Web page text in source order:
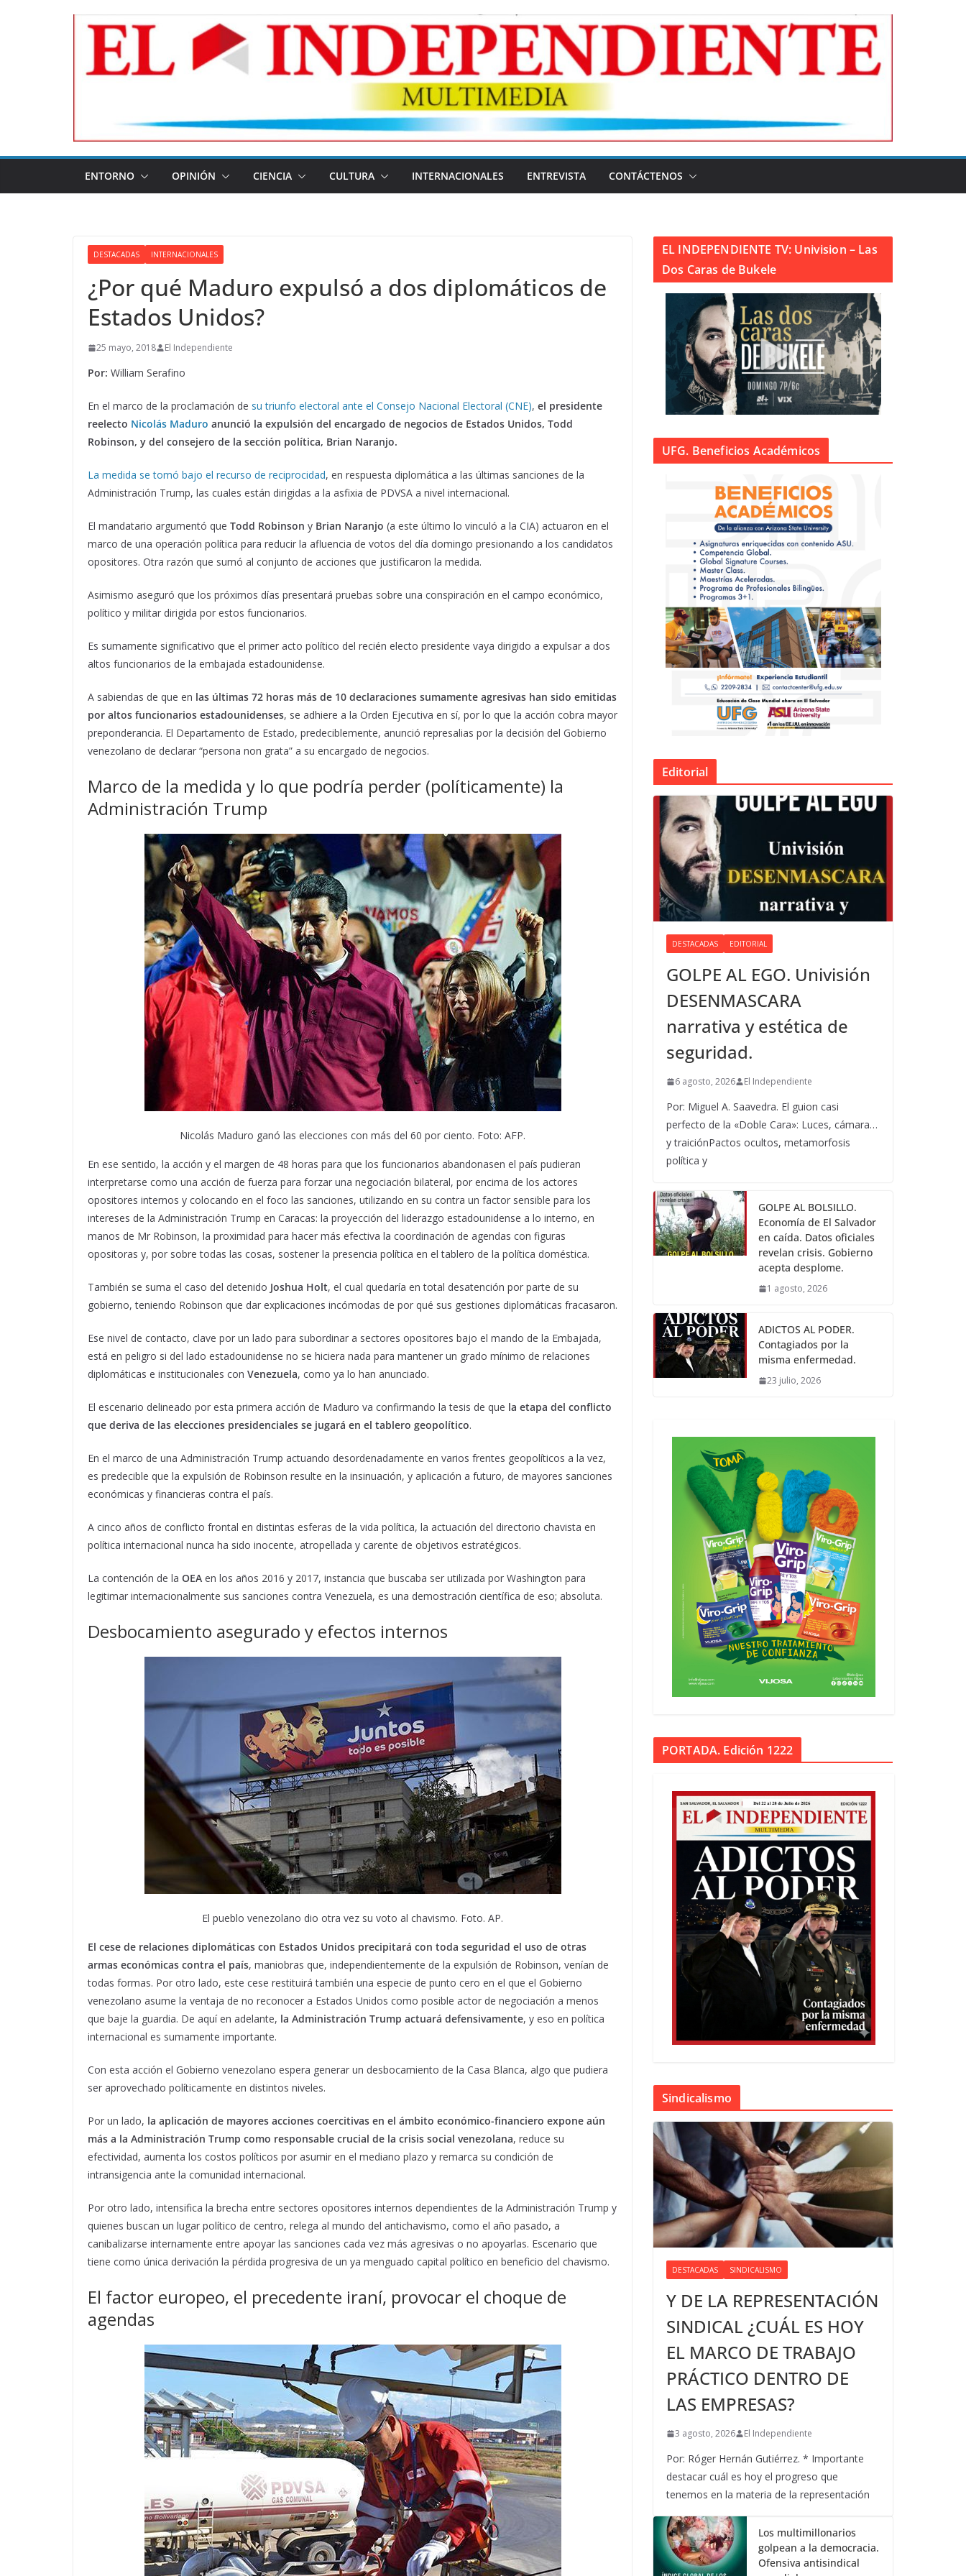
ENTORNO OPINIÓN CIENCIA CULTURA INTERNACIONALES ENTREVISTA CONTÁCTENOS
DESTACADAS INTERNACIONALES
¿Por qué Maduro expulsó a dos diplomáticos de
Estados Unidos?
25 mayo, 2018 El Independiente
Por: William Serafino
En el marco de la proclamación de su triunfo electoral ante el Consejo Nacional Electoral (CNE), el presidente
reelecto Nicolás Maduro anunció la expulsión del encargado de negocios de Estados Unidos, Todd
Robinson, y del consejero de la sección política, Brian Naranjo.
La medida se tomó bajo el recurso de reciprocidad, en respuesta diplomática a las últimas sanciones de la
Administración Trump, las cuales están dirigidas a la asfixia de PDVSA a nivel internacional.
El mandatario argumentó que Todd Robinson y Brian Naranjo (a este último lo vinculó a la CIA) actuaron en el
marco de una operación política para reducir la afluencia de votos del día domingo presionando a los candidatos
opositores. Otra razón que sumó al conjunto de acciones que justificaron la medida.
Asimismo aseguró que los próximos días presentará pruebas sobre una conspiración en el campo económico,
político y militar dirigida por estos funcionarios.
Es sumamente significativo que el primer acto político del recién electo presidente vaya dirigido a expulsar a dos
altos funcionarios de la embajada estadounidense.
A sabiendas de que en las últimas 72 horas más de 10 declaraciones sumamente agresivas han sido emitidas
por altos funcionarios estadounidenses, se adhiere a la Orden Ejecutiva en sí, por lo que la acción cobra mayor
preponderancia. El Departamento de Estado, predeciblemente, anunció represalias por la decisión del Gobierno
venezolano de declarar “persona non grata” a su encargado de negocios.
Marco de la medida y lo que podría perder (políticamente) la
Administración Trump
Nicolás Maduro ganó las elecciones con más del 60 por ciento. Foto: AFP.
En ese sentido, la acción y el margen de 48 horas para que los funcionarios abandonasen el país pudieran
interpretarse como una acción de fuerza para forzar una negociación bilateral, por encima de los actores
opositores internos y colocando en el foco las sanciones, utilizando en su contra un factor sensible para los
intereses de la Administración Trump en Caracas: la proyección del liderazgo estadounidense a lo interno, en
manos de Mr Robinson, la proximidad para hacer más efectiva la coordinación de agendas con figuras
opositoras y, por sobre todas las cosas, sostener la presencia política en el tablero de la política doméstica.
También se suma el caso del detenido Joshua Holt, el cual quedaría en total desatención por parte de su
gobierno, teniendo Robinson que dar explicaciones incómodas de por qué sus gestiones diplomáticas fracasaron.
Ese nivel de contacto, clave por un lado para subordinar a sectores opositores bajo el mando de la Embajada,
está en peligro si del lado estadounidense no se hiciera nada para mantener un grado mínimo de relaciones
diplomáticas e institucionales con Venezuela, como ya lo han anunciado.
El escenario delineado por esta primera acción de Maduro va confirmando la tesis de que la etapa del conflicto
que deriva de las elecciones presidenciales se jugará en el tablero geopolítico.
En el marco de una Administración Trump actuando desordenadamente en varios frentes geopolíticos a la vez,
es predecible que la expulsión de Robinson resulte en la insinuación, y aplicación a futuro, de mayores sanciones
económicas y financieras contra el país.
A cinco años de conflicto frontal en distintas esferas de la vida política, la actuación del directorio chavista en
política internacional nunca ha sido inocente, atropellada y carente de objetivos estratégicos.
La contención de la OEA en los años 2016 y 2017, instancia que buscaba ser utilizada por Washington para
legitimar internacionalmente sus sanciones contra Venezuela, es una demostración científica de eso; absoluta.
Desbocamiento asegurado y efectos internos
El pueblo venezolano dio otra vez su voto al chavismo. Foto. AP.
El cese de relaciones diplomáticas con Estados Unidos precipitará con toda seguridad el uso de otras
armas económicas contra el país, maniobras que, independientemente de la expulsión de Robinson, venían de
todas formas. Por otro lado, este cese restituirá también una especie de punto cero en el que el Gobierno
venezolano asume la ventaja de no reconocer a Estados Unidos como posible actor de negociación a menos
que baje la guardia. De aquí en adelante, la Administración Trump actuará defensivamente, y eso en política
internacional es sumamente importante.
Con esta acción el Gobierno venezolano espera generar un desbocamiento de la Casa Blanca, algo que pudiera
ser aprovechado políticamente en distintos niveles.
Por un lado, la aplicación de mayores acciones coercitivas en el ámbito económico-financiero expone aún
más a la Administración Trump como responsable crucial de la crisis social venezolana, reduce su
efectividad, aumenta los costos políticos por asumir en el mediano plazo y remarca su condición de
intransigencia ante la comunidad internacional.
Por otro lado, intensifica la brecha entre sectores opositores internos dependientes de la Administración Trump y
quienes buscan un lugar político de centro, relega al mundo del antichavismo, como el año pasado, a
canibalizarse internamente entre apoyar las sanciones cada vez más agresivas o no apoyarlas. Escenario que
tiene como única derivación la pérdida progresiva de un ya menguado capital político en beneficio del chavismo.
El factor europeo, el precedente iraní, provocar el choque de
agendas
EL INDEPENDIENTE TV: Univision – Las
Dos Caras de Bukele
UFG. Beneficios Académicos
Editorial
DESTACADAS EDITORIAL
GOLPE AL EGO. Univisión
DESENMASCARA
narrativa y estética de
seguridad.
6 agosto, 2026 El Independiente
Por: Miguel A. Saavedra. El guion casi
perfecto de la «Doble Cara»: Luces, cámara…
y traiciónPactos ocultos, metamorfosis
política y
GOLPE AL BOLSILLO.
Economía de El Salvador
en caída. Datos oficiales
revelan crisis. Gobierno
acepta desplome.
1 agosto, 2026
ADICTOS AL PODER.
Contagiados por la
misma enfermedad.
23 julio, 2026
PORTADA. Edición 1222
Sindicalismo
DESTACADAS SINDICALISMO
Y DE LA REPRESENTACIÓN
SINDICAL ¿CUÁL ES HOY
EL MARCO DE TRABAJO
PRÁCTICO DENTRO DE
LAS EMPRESAS?
3 agosto, 2026 El Independiente
Por: Róger Hernán Gutiérrez. * Importante
destacar cuál es hoy el progreso que
tenemos en la materia de la representación
Los multimillonarios
golpean a la democracia.
Ofensiva antisindical